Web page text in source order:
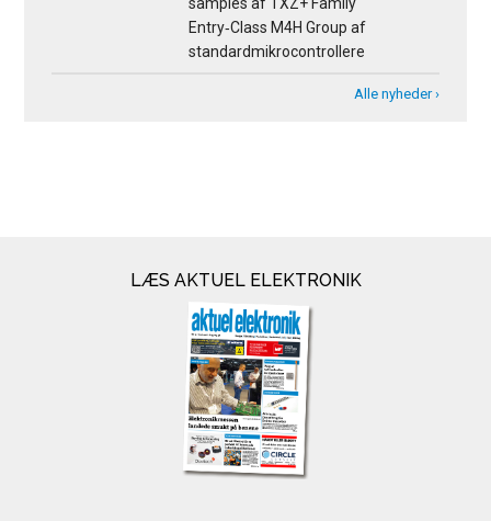
Entry‑Class M4H Group af
standardmikrocontrollere
Alle nyheder ›
LÆS AKTUEL ELEKTRONIK